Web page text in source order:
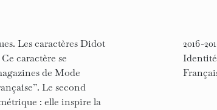
Les caractères Didot
caractère se
de Mode
Le second
: elle inspire la
2016-